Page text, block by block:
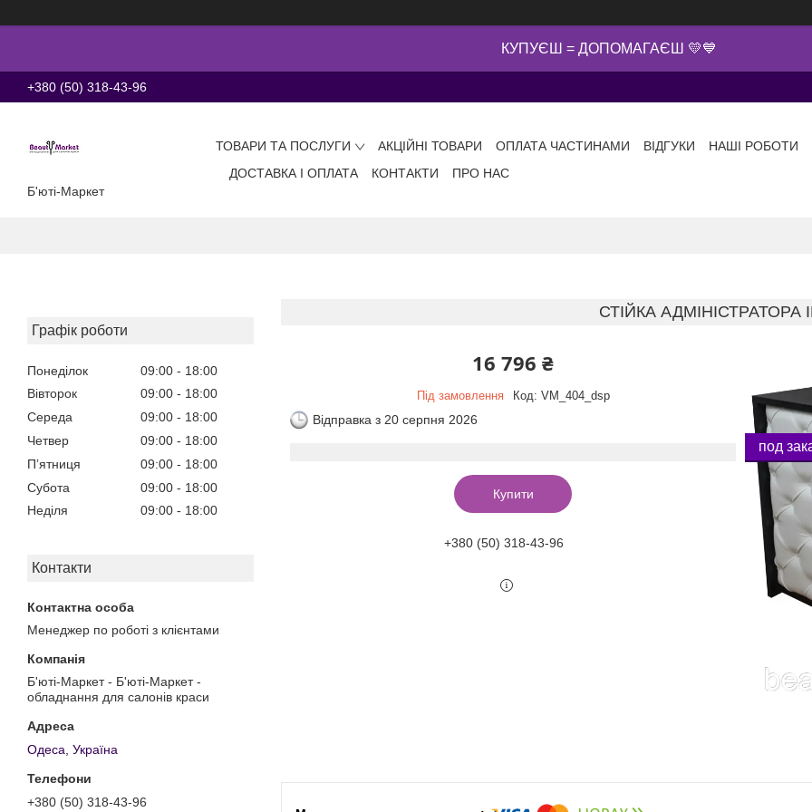
КУПУЄШ = ДОПОМАГАЄШ 💛💙
+380 (50) 318-43-96
Б'юті-Маркет
ТОВАРИ ТА ПОСЛУГИ АКЦІЙНІ ТОВАРИ ОПЛАТА ЧАСТИНАМИ ВІДГУКИ
НАШІ РОБОТИ
ДОСТАВКА І ОПЛАТА
КОНТАКТИ ПРО НАС
Графік роботи
Понеділок 09:00
18:00
Вівторок
09:00
18:00
Середа
09:00
18:00
Четвер
09:00
18:00
Пʼятниця
09:00
18:00
Субота
09:00
18:00
Неділя
09:00 18:00
Контакти
Менеджер по роботі з клієнтами
Б'юті-Маркет - Б'юті-Маркет -
обладнання для салонів краси
Одеса, Україна
+380 (50) 318-43-96
СТІЙКА АДМІНІСТРАТОРА
16 796 ₴
Під замовлення Код: VM_404_dsp
Відправка з 20 серпня 2026
Купити
+380 (50) 318-43-96
под